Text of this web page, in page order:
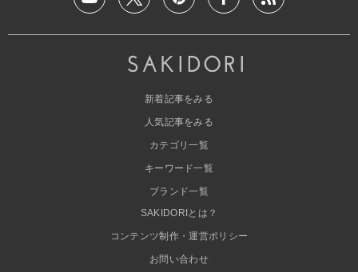
新着記事をみる
人気記事をみる
カテゴリ一覧
キーワード一覧
ブランド一覧
SAKIDORIとは？
コンテンツ制作・運営ポリシー
お問い合わせ